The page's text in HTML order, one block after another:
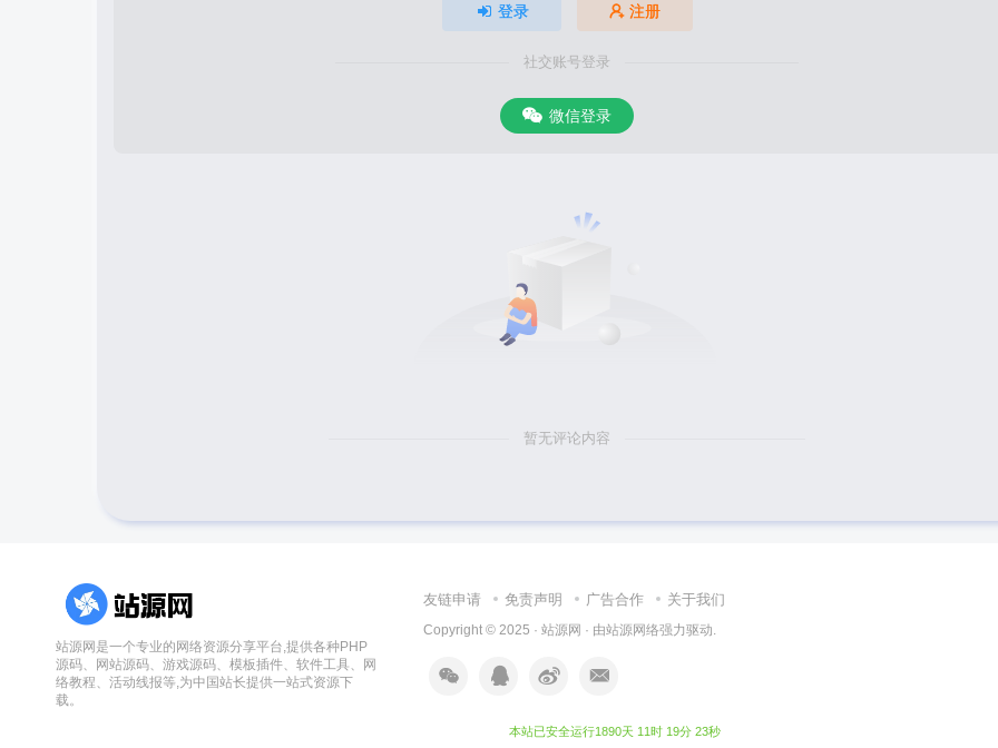
登录 注册
社交账号登录
微信登录
暂无评论内容
本站已安全运行1890天 11时 19分 25秒
站源网是一个专业的网络资源分享平台,提供各种PHP
源码、网站源码、游戏源码、模板插件、软件工具、网
络教程、活动线报等,为中国站长提供一站式资源下
载。
友链申请 免责声明 广告合作 关于我们
Copyright © 2025 · 站源网 · 由站源网络强力驱动.